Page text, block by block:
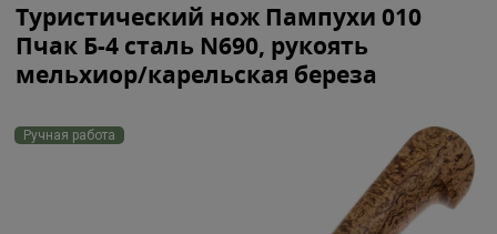
Туристический нож Пампухи 010
Пчак Б-4 сталь N690, рукоять
мельхиор/карельская береза
Ручная работа